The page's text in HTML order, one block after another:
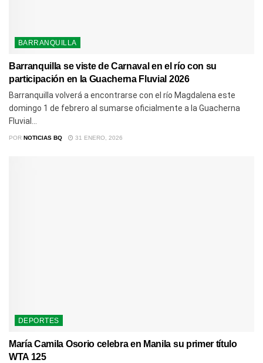
BARRANQUILLA
Barranquilla se viste de Carnaval en el río con su
participación en la Guacherna Fluvial 2026
Barranquilla volverá a encontrarse con el río Magdalena este
domingo 1 de febrero al sumarse oficialmente a la Guacherna
Fluvial...
POR NOTICIAS BQ 31 ENERO, 2026
DEPORTES
María Camila Osorio celebra en Manila su primer título
WTA 125